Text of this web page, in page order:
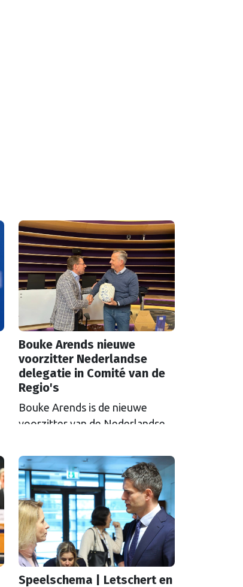
Bouke Arends nieuwe
voorzitter Nederlandse
delegatie in Comité van de
Regio's
Bouke Arends is de nieuwe
voorzitter van de Nederlandse
Comité van de Regio’s. De
huidige burgemeester van
Gemeente Westland volgt
Commissaris van de
Koning Arthur van Dijk (Noord-
Holland) op, die de
voorzittersrol sinds januari 2024
vervulde. Volgens Arends zijn de
Speelschema | Letschert en